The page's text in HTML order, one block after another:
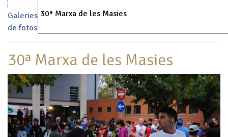
Galeries
de fotos
30ª Marxa de les Masies